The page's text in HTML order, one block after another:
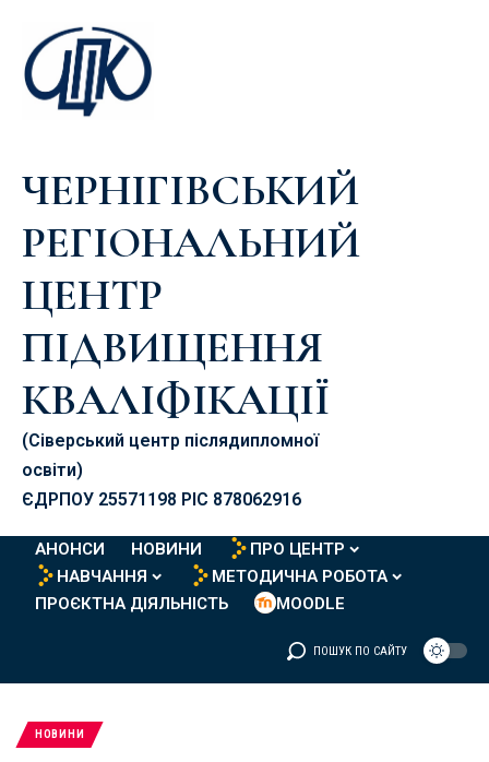
ЧЕРНІГІВСЬКИЙ
РЕГІОНАЛЬНИЙ
ЦЕНТР
ПІДВИЩЕННЯ
КВАЛІФІКАЦІЇ
(Сіверський центр післядипломної
освіти)
ЄДРПОУ 25571198 PIC 878062916
АНОНСИ НОВИНИ
ПРО ЦЕНТР
НАВЧАННЯ
МЕТОДИЧНА РОБОТА
ПРОЄКТНА ДІЯЛЬНІСТЬ
MOODLE
ПОШУК ПО САЙТУ
НОВИНИ